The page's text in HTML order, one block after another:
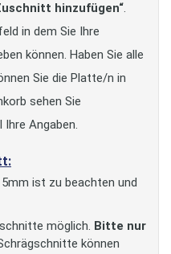
hinzufügen“.
in dem Sie Ihre
können. Haben Sie alle
Sie die Platte/n in
sehen Sie
Angaben.
ist zu beachten und
möglich. Bitte nur
können